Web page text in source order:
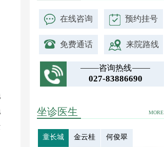
在线咨询 预约挂号
免费通话 来院路线
咨询热线
027-83886690
MORE
坐诊医生
童长城 金云桂 何俊翠